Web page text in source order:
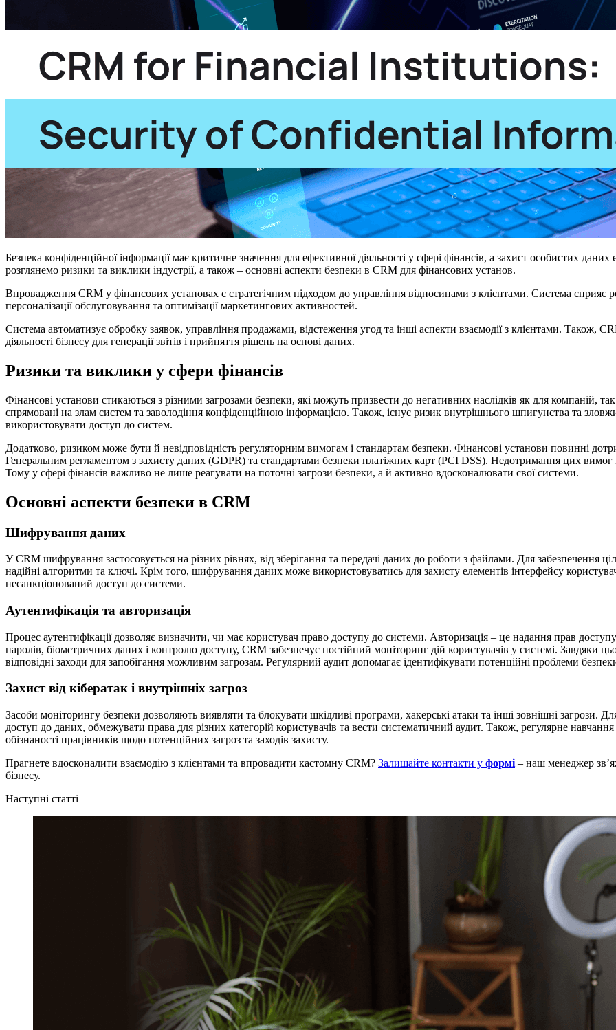
Безпека конфіденційної інформації має критичне значення для ефективної діяльності у сфері фінансів, а захист особистих
розглянемо ризики та виклики індустрії, а також – основні аспекти безпеки в CRM для фінансових установ.
Впровадження CRM у фінансових установах є стратегічним підходом до управління відносинами з клієнтами. Система сприяє
персоналізації обслуговування та оптимізації маркетингових активностей.
Система автоматизує обробку заявок, управління продажами, відстеження угод та інші аспекти взаємодії з клієнтами. Також,
діяльності бізнесу для генерації звітів і прийняття рішень на основі даних.
Ризики та виклики у сфери фінансів
Фінансові установи стикаються з різними загрозами безпеки, які можуть призвести до негативних наслідків як для компаній,
спрямовані на злам систем та заволодіння конфіденційною інформацією. Також, існує ризик внутрішнього шпигунства та
використовувати доступ до систем.
Додатково, ризиком може бути й невідповідність регуляторним вимогам і стандартам безпеки. Фінансові установи повинні
Генеральним регламентом з захисту даних (GDPR) та стандартами безпеки платіжних карт (PCI DSS). Недотримання цих вимог
Тому у сфері фінансів важливо не лише реагувати на поточні загрози безпеки, а й активно вдосконалювати свої системи.
Основні аспекти безпеки в CRM
Шифрування даних
У CRM шифрування застосовується на різних рівнях, від зберігання та передачі даних до роботи з файлами. Для забезпечення
надійні алгоритми та ключі. Крім того, шифрування даних може використовуватись для захисту елементів інтерфейсу
несанкціонований доступ до системи.
Аутентифікація та авторизація
Процес аутентифікації дозволяє визначити, чи має користувач право доступу до системи. Авторизація – це надання прав
паролів, біометричних даних і контролю доступу, CRM забезпечує постійний моніторинг дій користувачів у системі. Завдяки
відповідні заходи для запобігання можливим загрозам. Регулярний аудит допомагає ідентифікувати потенційні проблеми
Захист від кібератак і внутрішніх загроз
Засоби моніторингу безпеки дозволяють виявляти та блокувати шкідливі програми, хакерські атаки та інші зовнішні загрози.
доступ до даних, обмежувати права для різних категорій користувачів та вести систематичний аудит. Також, регулярне
обізнаності працівників щодо потенційних загроз та заходів захисту.
Прагнете вдосконалити взаємодію з клієнтами та впровадити кастомну CRM? Залишайте контакти у формі – наш менеджер
бізнесу.
Наступні статті